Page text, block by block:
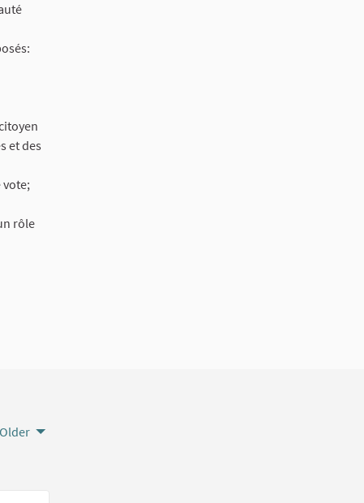
et des
vote;
rôle
Older